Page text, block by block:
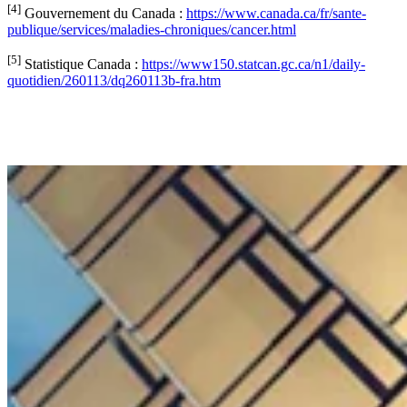
[4] Gouvernement du Canada : https://www.canada.ca/fr/sante-
publique/services/maladies-chroniques/cancer.html
[5] Statistique Canada : https://www150.statcan.gc.ca/n1/daily-
quotidien/260113/dq260113b-fra.htm